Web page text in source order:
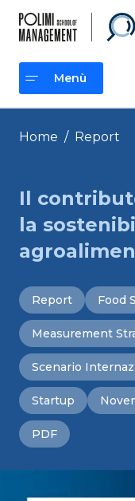
contenuto
Menù
Menù
Home / Report
Il
la
Report Food
Measurement
Scenario
Startup
PDF